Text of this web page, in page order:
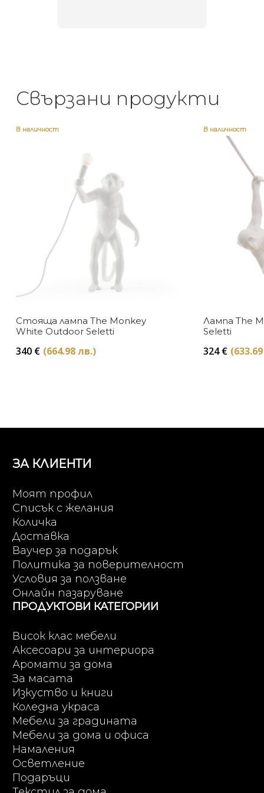
Свързани продукти
В наличност
Стояща лампа The Monkey
White Outdoor Seletti
340 € (664.98 лв.)
В наличност
Лампа The
Seletti
324€
ЗА КЛИЕНТИ
Моят профил
Списък с желания
Количка
Доставка
Ваучер за подарък
Политика за поверителност
Условия за ползване
Онлайн пазаруване
ПРОДУКТОВИ КАТЕГОРИИ
Висок клас мебели
Аксесоари за интериора
Аромати за дома
За масата
Изкуство и книги
Коледна украса
Мебели за градината
Мебели за дома и офиса
Намаления
Осветление
Подаръци